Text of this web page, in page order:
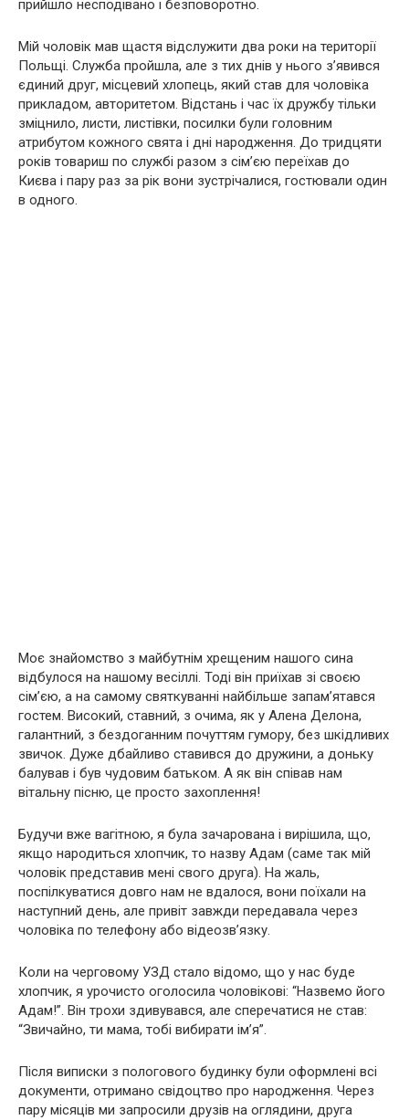
прийшло несподівано і безповоротно.
Мій чоловік мав щастя відслужити два роки на території
Польщі. Служба пройшла, але з тих днів у нього з’явився
єдиний друг, місцевий хлопець, який став для чоловіка
прикладом, авторитетом. Відстань і час їх дружбу тільки
зміцнило, листи, листівки, посилки були головним
атрибутом кожного свята і дні народження. До тридцяти
років товариш по службі разом з сім’єю переїхав до
Києва і пару раз за рік вони зустрічалися, гостювали один
в одного.
Моє знайомство з майбутнім хрещеним нашого сина
відбулося на нашому весіллі. Тоді він приїхав зі своєю
сім’єю, а на самому святкуванні найбільше запам’ятався
гостем. Високий, ставний, з очима, як у Алена Делона,
галантний, з бездоганним почуттям гумору, без шкідливих
звичок. Дуже дбайливо ставився до дружини, а доньку
балував і був чудовим батьком. А як він співав нам
вітальну пісню, це просто захоплення!
Будучи вже вагітною, я була зачарована і вирішила, що,
якщо народиться хлопчик, то назву Адам (саме так мій
чоловік представив мені свого друга). На жаль,
поспілкуватися довго нам не вдалося, вони поїхали на
наступний день, але привіт завжди передавала через
чоловіка по телефону або відеозв’язку.
Коли на черговому УЗД стало відомо, що у нас буде
хлопчик, я урочисто оголосила чоловікові: “Назвемо його
Адам!”. Він трохи здивувався, але сперечатися не став:
“Звичайно, ти мама, тобі вибирати ім’я”.
Після виписки з пологового будинку були оформлені всі
документи, отримано свідоцтво про народження. Через
пару місяців ми запросили друзів на оглядини, друга